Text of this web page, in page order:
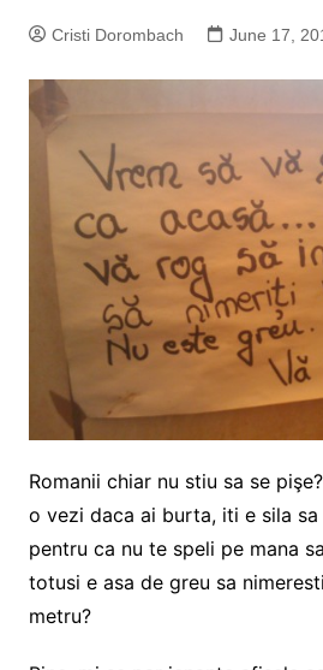
Cristi Dorombach June 17,
Romanii chiar nu stiu sa se
o vezi daca ai burta, iti e sila sa
pentru ca nu te speli pe mana
totusi e asa de greu sa
metru?